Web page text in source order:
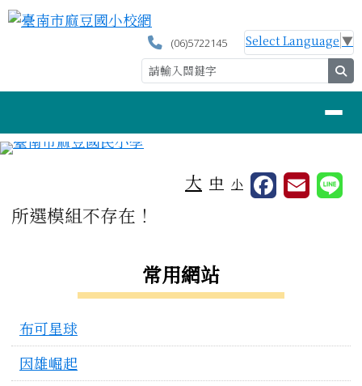
跳至主內容區
臺南市麻豆國小校網
(06)5722145 Select Language ▼
大 中 小
主內容區域
所選模組不存在！
常用網站
布可星球
因雄崛起
頁尾區域